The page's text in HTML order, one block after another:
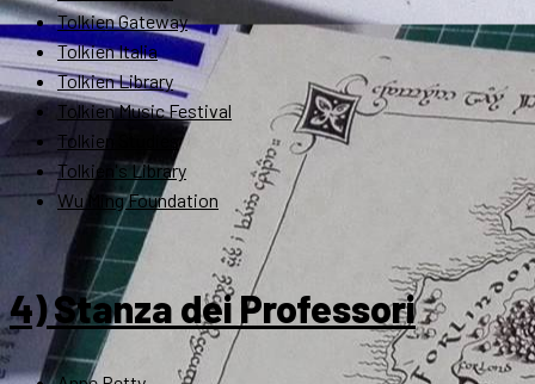
Tolkien Gateway
Tolkien Italia
Tolkien Library
Tolkien Music Festival
Tolkien Studies
Tolkien's Library
Wu Ming Foundation
4) Stanza dei Professori